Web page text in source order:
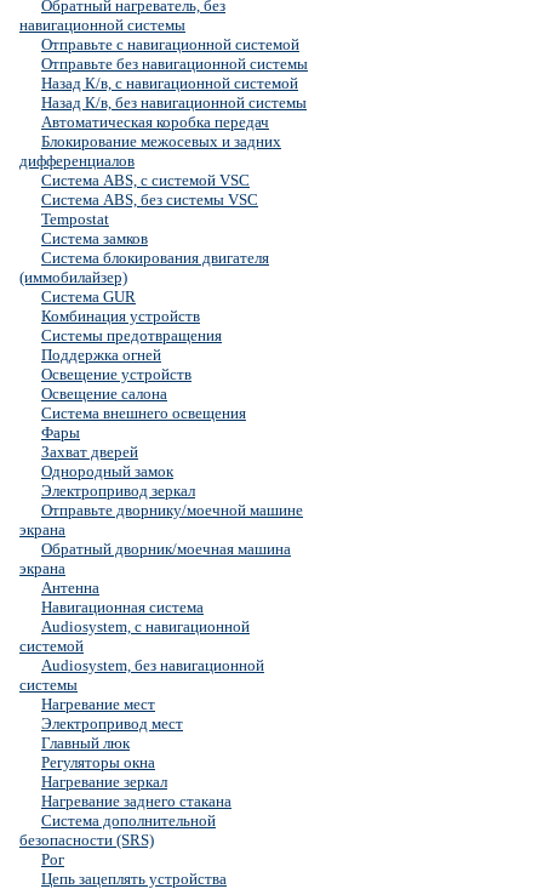
Обратный нагреватель, без
навигационной системы
Отправьте с навигационной системой
Отправьте без навигационной системы
Назад К/в, с навигационной системой
Назад К/в, без навигационной системы
Автоматическая коробка передач
Блокирование межосевых и задних
дифференциалов
Система ABS, с системой VSC
Система ABS, без системы VSC
Tempostat
Система замков
Система блокирования двигателя
(иммобилайзер)
Система GUR
Комбинация устройств
Системы предотвращения
Поддержка огней
Освещение устройств
Освещение салона
Система внешнего освещения
Фары
Захват дверей
Однородный замок
Электропривод зеркал
Отправьте дворнику/моечной машине
экрана
Обратный дворник/моечная машина
экрана
Антенна
Навигационная система
Audiosystem, с навигационной
системой
Audiosystem, без навигационной
системы
Нагревание мест
Электропривод мест
Главный люк
Регуляторы окна
Нагревание зеркал
Нагревание заднего стакана
Система дополнительной
безопасности (SRS)
Рог
Цепь зацеплять устройства